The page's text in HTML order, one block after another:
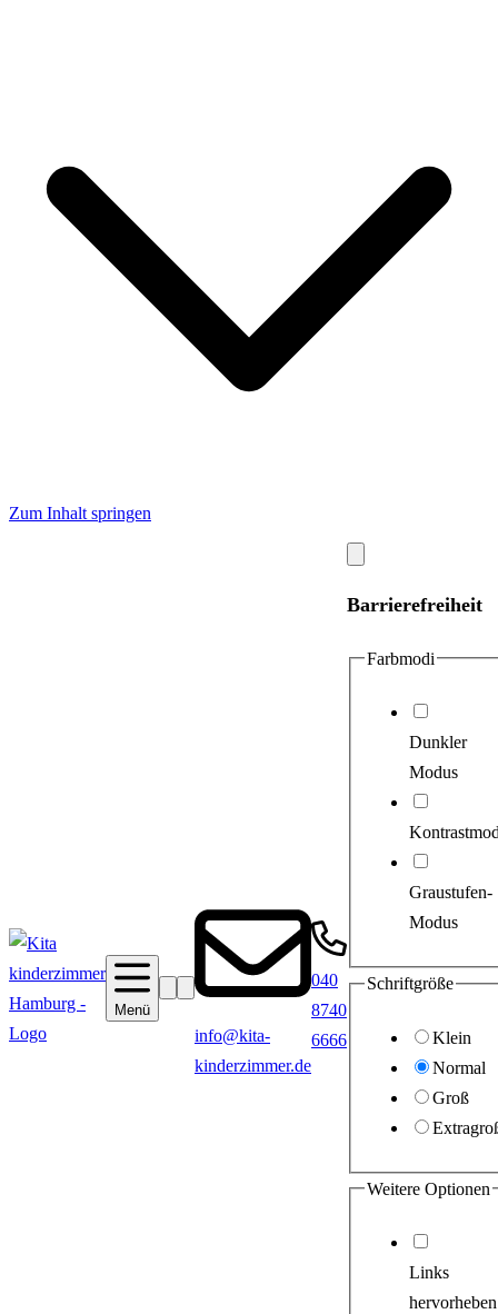
Zum Inhalt springen
Menü
SucheBarrierefreiheit
info@kita-
kinderzimmer.de
040
8740
6666
schließen
Barrierefreiheit
Farbmodi
Dunkler
Modus
Graustufen-
Modus
Schriftgröße
Klein
Normal
Groß
Weitere Optionen
Links
hervorheben